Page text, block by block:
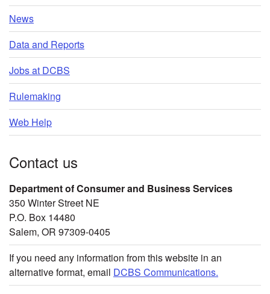
News
Data and Reports
Jobs at DCBS
Rulemaking
Web Help
Contact us
Department of Consumer and Business Services
350 Winter Street NE
P.O. Box 14480
Salem, OR 97309-0405
If you need any information from this website in an
alternative format, email DCBS Communications.